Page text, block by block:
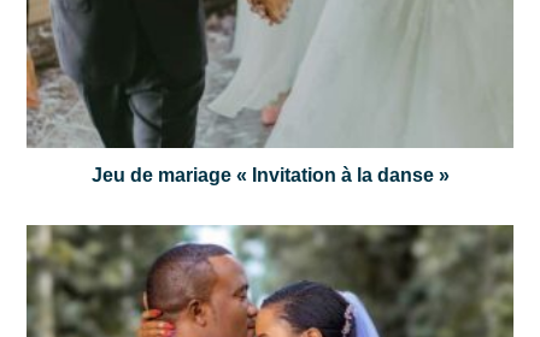
Jeu de mariage « Invitation à la danse »